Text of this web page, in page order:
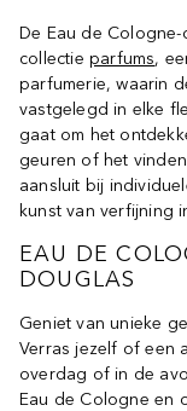
De Eau de
collectieparfums,
parfumerie, waarin
vastgelegd in elke
gaat om het
geuren of het
aansluit bij
kunst van verfijning
EAU DE
DOUGLAS
Geniet van unieke
Verras jezelf of een
overdag of in de
Eau de Cologne en